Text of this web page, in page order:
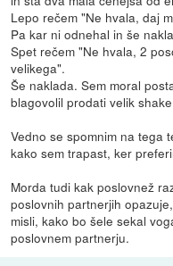
Lepo rečem "Ne hvala, daj
Pa kar ni odnehal in še
Spet rečem "Ne hvala, 2
velikega".
Še naklada. Sem moral
blagovolil prodati velik
Vedno se spomnim na tega
kako sem trapast, ker
Morda tudi kak poslovnež
poslovnih partnerjih
misli, kako bo šele sekal
poslovnem partnerju.